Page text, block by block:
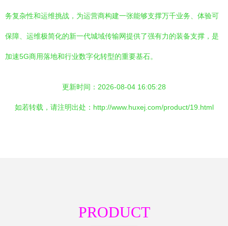
务复杂性和运维挑战，为运营商构建一张能够支撑万千业务、体验可
保障、运维极简化的新一代城域传输网提供了强有力的装备支撑，是
加速5G商用落地和行业数字化转型的重要基石。
更新时间：2026-08-04 16:05:28
如若转载，请注明出处：http://www.huxej.com/product/19.html
PRODUCT